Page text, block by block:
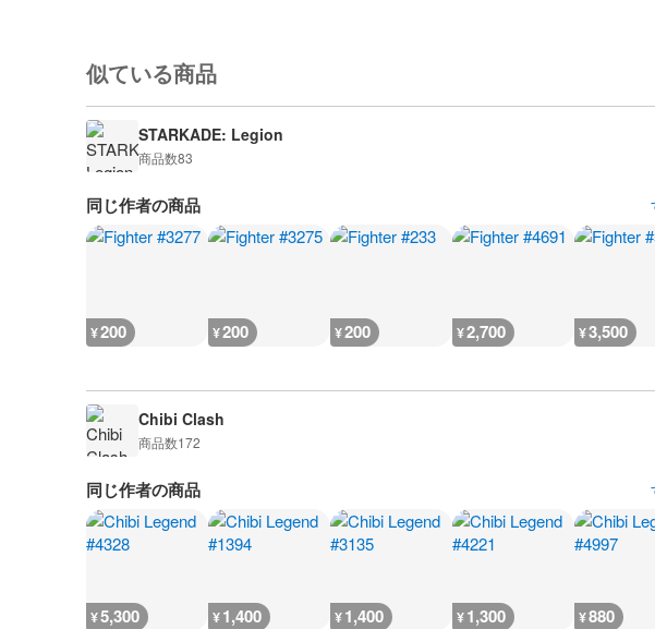
似ている商品
STARKADE: Legion
商品数83
同じ作者の商品
¥200 ¥200 ¥200 ¥2,700 ¥3,500
Chibi Clash
商品数172
同じ作者の商品
¥5,300 ¥1,400 ¥1,400 ¥1,300 ¥880